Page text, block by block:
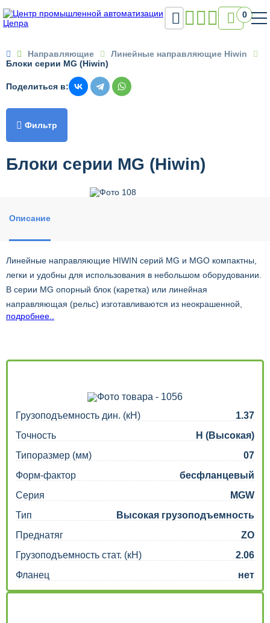
 0
 Направляющие
Линейные направляющие Hiwin
Блоки серии MG (Hiwin)
Поделиться в:
 Фильтр
Блоки серии MG (Hiwin)
Описание
Линейные направляющие HIWIN серий MG и MGO компактны,
легки и удобны для использования в небольшом оборудовании.
В серии MG опорный блок (каретка) или линейная
направляющая (рельс) изготавливаются из неокрашенной,
нержавеющей стали и хромированных материалов. В серии
на нагрузки во всех направлениях и характеризуется особой
предлагаются взаимозаменяемые модели.
подробнее..
Грузоподъемность дин. (кН)
1.37
Точность
H (Высокая)
Типоразмер (мм)
07
Форм-фактор
бесфланцевый
Серия
MGW
Тип
Высокая грузоподъемность
Преднатяг
ZO
Грузоподъемность стат. (кН)
2.06
Фланец
нет